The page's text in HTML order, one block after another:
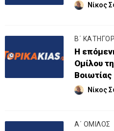
Νίκος
Β΄
Η
Ομίλου
Νίκος
Α΄ ΟΜΙΛΟΣ